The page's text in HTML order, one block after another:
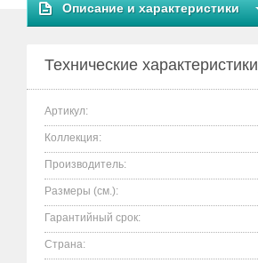
Описание и характеристики
Технические характеристики
Артикул:
Коллекция:
Производитель:
Размеры (см.):
Гарантийный срок:
Страна: